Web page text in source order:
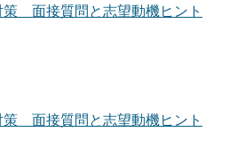
策 面接質問と志望動機ヒント
策 面接質問と志望動機ヒント